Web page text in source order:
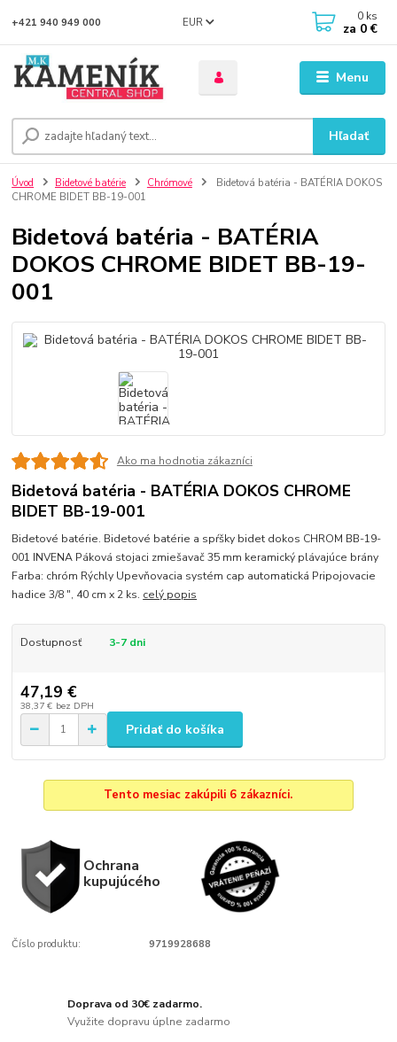
Menu
EUR
Hľadať
+421 940 949 000 0 ks
za 0 €
Úvod Bidetové batérie Chrómové
Bidetová batéria - BATÉRIA DOKOS
CHROME BIDET BB-19-001
Bidetová batéria - BATÉRIA
DOKOS CHROME BIDET BB-19-
001
Ako ma hodnotia zákazníci
Bidetová batéria - BATÉRIA DOKOS CHROME
BIDET BB-19-001
Bidetové batérie. Bidetové batérie a spŕšky bidet dokos CHROM BB-19-
001 INVENA Páková stojaci zmiešavač 35 mm keramický plávajúce brány
Farba: chróm Rýchly Upevňovacia systém cap automatická Pripojovacie
hadice 3/8 ", 40 cm x 2 ks. celý popis
Dostupnosť 3-7 dni
47,19 €
38,37 € bez DPH
Pridať do košíka
Tento mesiac zakúpili 6 zákazníci.
Ochrana
kupujúcého
Číslo produktu: 9719928688
Doprava od 30€ zadarmo.
Využite dopravu úplne zadarmo